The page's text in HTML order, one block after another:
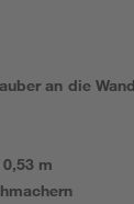
an die Wand
m